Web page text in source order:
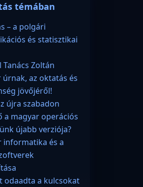
témában
– a polgári
és statisztikai
Tanács Zoltán
az oktatás és
jövőjéről!
újra szabadon
a magyar operációs
újabb verziója?
informatika és a
odaadta a kulcsokat